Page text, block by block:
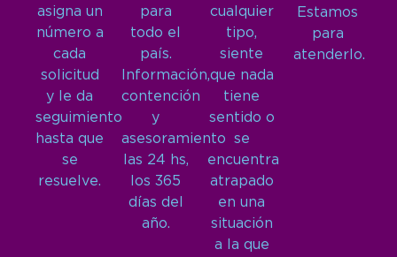
asigna un
número a
cada
solicitud
y le da
seguimiento
hasta que
se
resuelve.
para
todo el
país.
Información,
contención
y
asesoramiento
las 24 hs,
los 365
días del
año.
cualquier
tipo,
siente
que nada
tiene
sentido o
se
encuentra
atrapado
en una
situación
a la que
Estamos
para
atenderlo.